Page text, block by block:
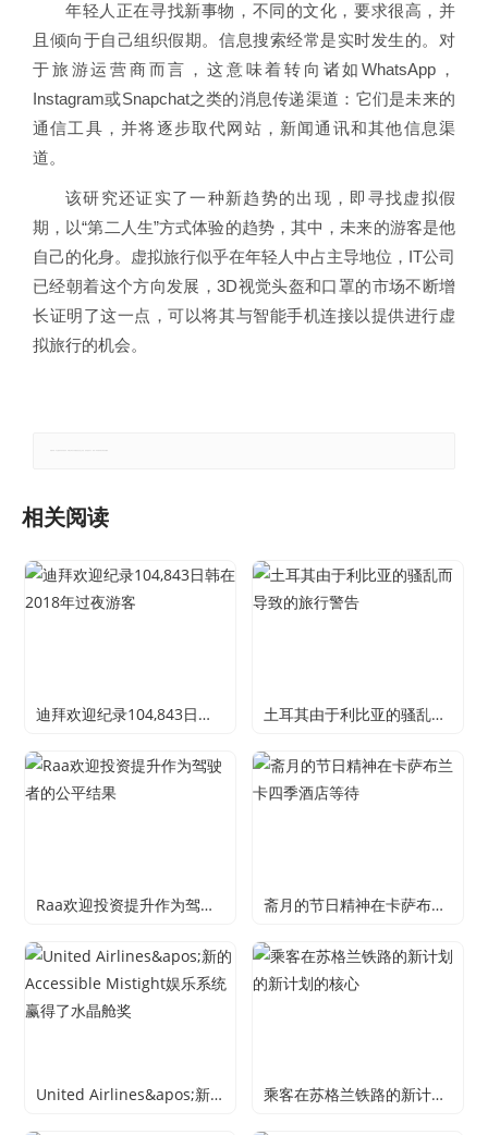
年轻人正在寻找新事物，不同的文化，要求很高，并
且倾向于自己组织假期。信息搜索经常是实时发生的。对
于旅游运营商而言，这意味着转向诸如WhatsApp，
Instagram或Snapchat之类的消息传递渠道：它们是未来的
通信工具，并将逐步取代网站，新闻通讯和其他信息渠
道。
该研究还证实了一种新趋势的出现，即寻找虚拟假
期，以“第二人生”方式体验的趋势，其中，未来的游客是他
自己的化身。虚拟旅行似乎在年轻人中占主导地位，IT公司
已经朝着这个方向发展，3D视觉头盔和口罩的市场不断增
长证明了这一点，可以将其与智能手机连接以提供进行虚
拟旅行的机会。
相关阅读
迪拜欢迎纪录104,843日韩在2018年过夜游客 土耳其由于利比亚的骚乱而导致的旅行警告
Raa欢迎投资提升作为驾驶者的公平结果 斋月的节日精神在卡萨布兰卡四季酒店等待
United Airlines&apos;新的Accessible Mistight娱乐系统赢得了水晶舱奖 乘客在苏格兰铁路的新计划的新计划的核心